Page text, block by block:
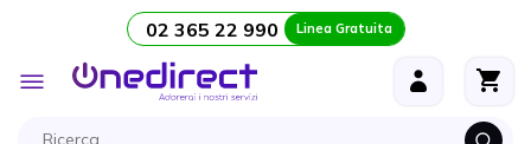
Salta al contenuto 02 365 22 990 Linea Gratuita
Toggle
Nav